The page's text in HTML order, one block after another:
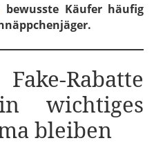
bewusste Käufer häufig
Rabatte
wichtiges
bleiben